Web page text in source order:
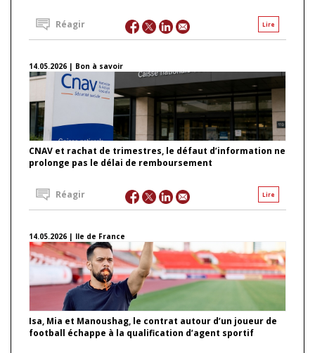
Lire
Réagir
14.05.2026 | Bon à savoir
CNAV et rachat de trimestres, le défaut d’information ne
prolonge pas le délai de remboursement
Lire
Réagir
14.05.2026 | Ile de France
Isa, Mia et Manoushag, le contrat autour d’un joueur de
football échappe à la qualification d’agent sportif